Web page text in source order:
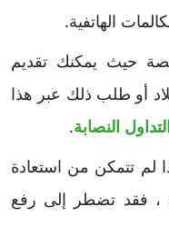
الهاتفية.
حيث يمكنك تقديم
أو طلب ذلك عبر هذا
النصابة.
لم تتمكن من استعادة
، فقد تضطر إلى رفع